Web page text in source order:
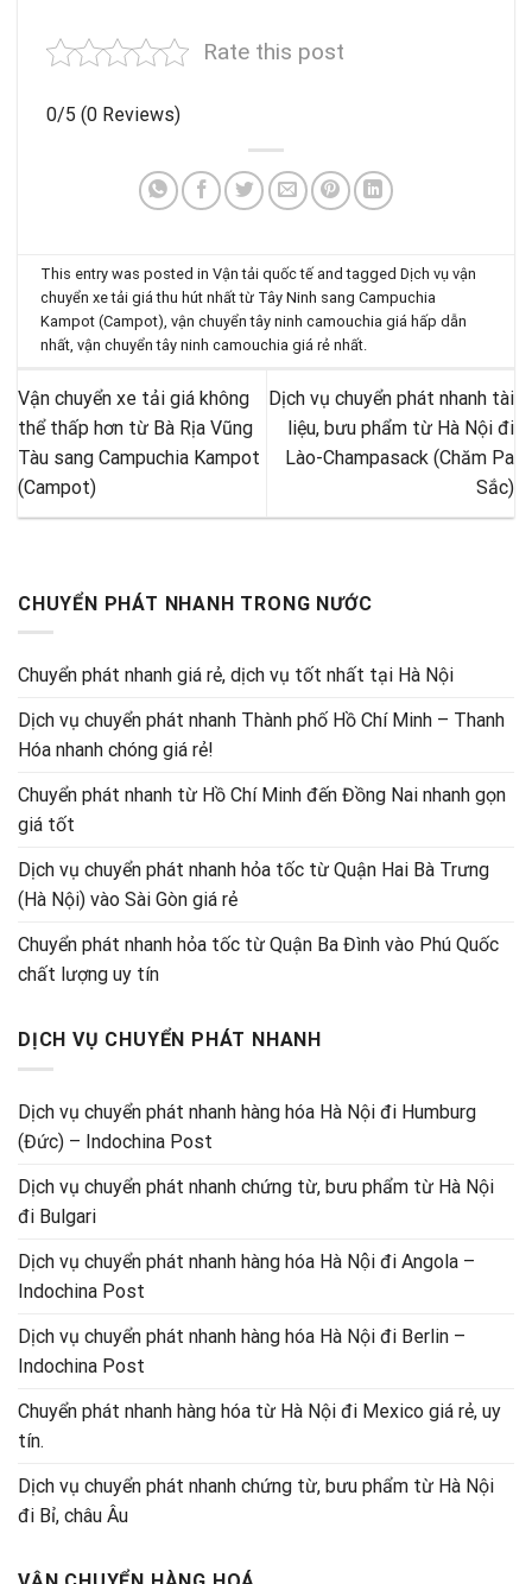
Rate this post
0/5 (0 Reviews)
This entry was posted inVận tải quốc tế and taggedDịch vụ vận
chuyển xe tải giá thu hút nhất từ Tây Ninh sang Campuchia
Kampot (Campot),vận chuyển tây ninh camouchia giá hấp dẫn
nhất,vận chuyển tây ninh camouchia giá rẻ nhất.
Vận chuyển xe tải giá không
thể thấp hơn từ Bà Rịa Vũng
Tàu sang Campuchia Kampot
(Campot)
Dịch vụ chuyển phát nhanh tài
liệu, bưu phẩm từ Hà Nội đi
Lào-Champasack (Chăm Pa
Sắc)
CHUYỂN PHÁT NHANH TRONG NƯỚC
Chuyển phát nhanh giá rẻ, dịch vụ tốt nhất tại Hà Nội
Dịch vụ chuyển phát nhanh Thành phố Hồ Chí Minh – Thanh
Hóa nhanh chóng giá rẻ!
Chuyển phát nhanh từ Hồ Chí Minh đến Đồng Nai nhanh gọn
giá tốt
Dịch vụ chuyển phát nhanh hỏa tốc từ Quận Hai Bà Trưng
(Hà Nội) vào Sài Gòn giá rẻ
Chuyển phát nhanh hỏa tốc từ Quận Ba Đình vào Phú Quốc
chất lượng uy tín
DỊCH VỤ CHUYỂN PHÁT NHANH
Dịch vụ chuyển phát nhanh hàng hóa Hà Nội đi Humburg
(Đức) – Indochina Post
Dịch vụ chuyển phát nhanh chứng từ, bưu phẩm từ Hà Nội
đi Bulgari
Dịch vụ chuyển phát nhanh hàng hóa Hà Nội đi Angola –
Indochina Post
Dịch vụ chuyển phát nhanh hàng hóa Hà Nội đi Berlin –
Indochina Post
Chuyển phát nhanh hàng hóa từ Hà Nội đi Mexico giá rẻ, uy
tín.
Dịch vụ chuyển phát nhanh chứng từ, bưu phẩm từ Hà Nội
đi Bỉ, châu Âu